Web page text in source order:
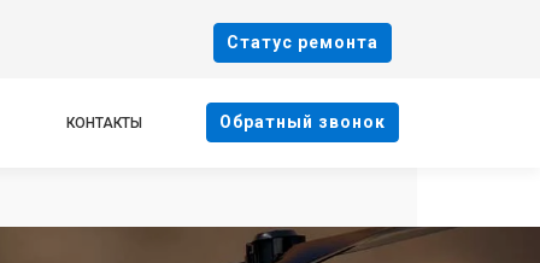
Cтатус ремонта
КОНТАКТЫ Oбратный звонок